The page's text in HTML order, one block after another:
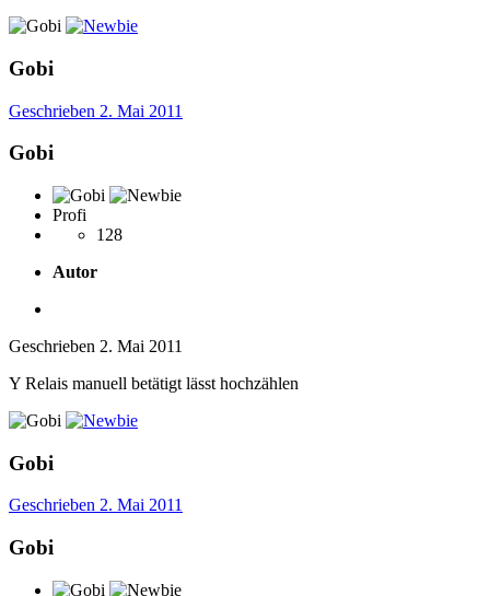
Gobi
Geschrieben 2. Mai 2011
Gobi
Profi
128
Autor
Geschrieben 2. Mai 2011
Y Relais manuell betätigt lässt hochzählen
Gobi
Geschrieben 2. Mai 2011
Gobi